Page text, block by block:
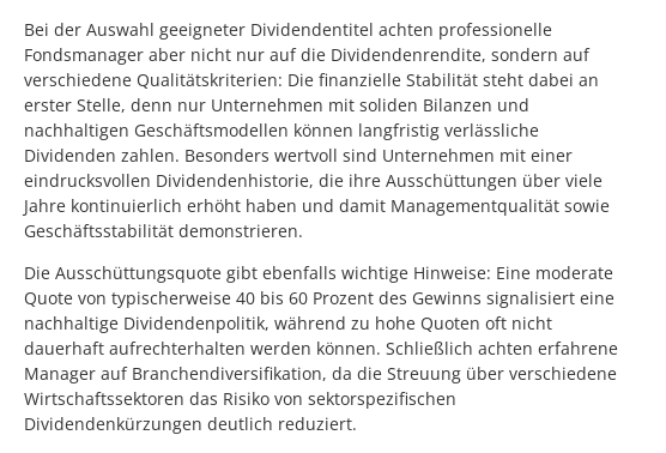
Bei der Auswahl geeigneter Dividendentitel achten professionelle
Fondsmanager aber nicht nur auf die Dividendenrendite, sondern auf
verschiedene Qualitätskriterien: Die finanzielle Stabilität steht dabei an
erster Stelle, denn nur Unternehmen mit soliden Bilanzen und
nachhaltigen Geschäftsmodellen können langfristig verlässliche
Dividenden zahlen. Besonders wertvoll sind Unternehmen mit einer
eindrucksvollen Dividendenhistorie, die ihre Ausschüttungen über viele
Jahre kontinuierlich erhöht haben und damit Managementqualität sowie
Geschäftsstabilität demonstrieren.
Die Ausschüttungsquote gibt ebenfalls wichtige Hinweise: Eine moderate
Quote von typischerweise 40 bis 60 Prozent des Gewinns signalisiert eine
nachhaltige Dividendenpolitik, während zu hohe Quoten oft nicht
dauerhaft aufrechterhalten werden können. Schließlich achten erfahrene
Manager auf Branchendiversifikation, da die Streuung über verschiedene
Wirtschaftssektoren das Risiko von sektorspezifischen
Dividendenkürzungen deutlich reduziert.